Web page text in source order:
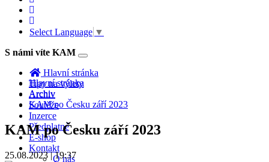
Select Language ▼
S námi víte KAM
Toggle
navigation
Hlavní stránka
Tipy na výlety
Archiv
Soutěže
Inzerce
Předplatné
E-shop
Kontakt
O nás
Hlavní stránka
Archiv
KAM po Česku září 2023
KAM po Česku září 2023
25.08.2023 | 19:37